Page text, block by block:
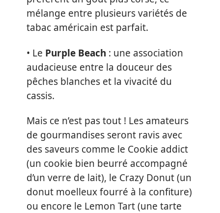
mélange entre plusieurs variétés de
tabac américain est parfait.
• Le Purple Beach : une association
audacieuse entre la douceur des
pêches blanches et la vivacité du
cassis.
Mais ce n’est pas tout ! Les amateurs
de gourmandises seront ravis avec
des saveurs comme le Cookie addict
(un cookie bien beurré accompagné
d’un verre de lait), le Crazy Donut (un
donut moelleux fourré à la confiture)
ou encore le Lemon Tart (une tarte